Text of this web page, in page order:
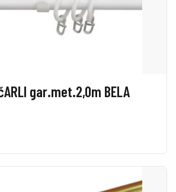
gar.met.2,0m BELA